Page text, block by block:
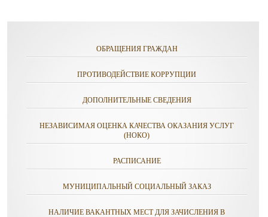
ОБРАЩЕНИЯ ГРАЖДАН
ПРОТИВОДЕЙСТВИЕ КОРРУПЦИИ
ДОПОЛНИТЕЛЬНЫЕ СВЕДЕНИЯ
НЕЗАВИСИМАЯ ОЦЕНКА КАЧЕСТВА ОКАЗАНИЯ УСЛУГ
(НОКО)
РАСПИСАНИЕ
МУНИЦИПАЛЬНЫЙ СОЦИАЛЬНЫЙ ЗАКАЗ
НАЛИЧИЕ ВАКАНТНЫХ МЕСТ ДЛЯ ЗАЧИСЛЕНИЯ В